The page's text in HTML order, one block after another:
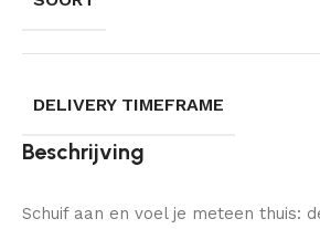
DELIVERY TIMEFRAME
Beschrijving
Schuif aan en voel je meteen thuis: